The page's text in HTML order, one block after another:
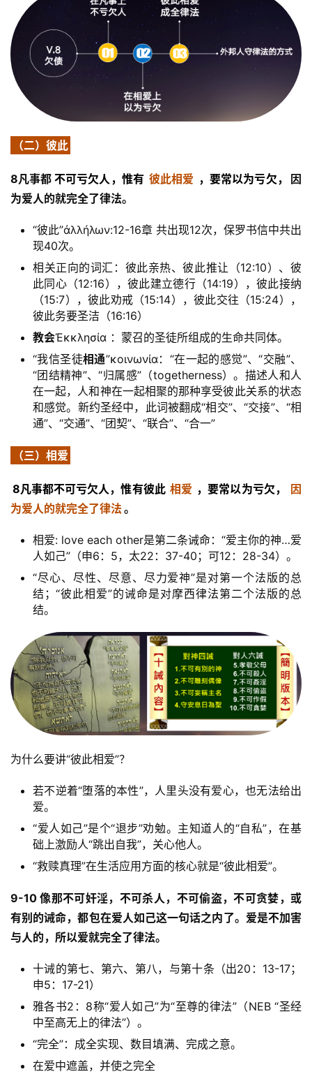
页
主
崇
拜
题
座
（二）彼此
8凡事都 不可亏欠人，惟有 彼此相爱 ，要常以为亏欠，
因
为爱人的就完全了律法。
“彼此”ἀλλήλων:12-16章 共出现12次，保罗书信中共出
现40次。
相关正向的词汇：彼此亲热、彼此推让（12:10）、彼
此同心（12:16），彼此建立德行（14:19），彼此接纳
（15:7），彼此劝戒（15:14），彼此交往（15:24），
彼此务要圣洁（16:16）
教会Ἐκκλησία ：蒙召的圣徒所组成的生命共同体。
“我信圣徒相通”κοινωνία：“在一起的感觉”、“交融”、
“团结精神”、“归属感”（togetherness）。描述人和人
在一起，人和神在一起相聚的那种享受彼此关系的状态
和感觉。新约圣经中，此词被翻成“相交”、“交接”、“相
通”、“交通”、“团契”、“联合”、“合一”
（三）相爱
8凡事都不可亏欠人，惟有彼此 相爱 ，要常以为亏欠，
因
为爱人的就完全了律法 。
相爱: love each other是第二条诫命：“爱主你的神…爱
人如己”（申6：5，太22：37-40；可12：28-34）。
“尽心、尽性、尽意、尽力爱神”是对第一个法版的总
结；“彼此相爱”的诫命是对摩西律法第二个法版的总
结。
为什么要讲“彼此相爱”？
若不逆着“堕落的本性”，人里头没有爱心，也无法给出
爱。
“爱人如己”是个“退步”劝勉。主知道人的“自私”，在基
础上激励人“跳出自我”，关心他人。
“救赎真理”在生活应用方面的核心就是“彼此相爱”。
9-10 像那不可奸淫，不可杀人，不可偷盗，不可贪婪，或
有别的诫命，都包在爱人如己这一句话之内了。爱是不加害
与人的，所以爱就完全了律法。
十诫的第七、第六、第八，与第十条（出20：13-17；
申5：17-21）
雅各书2：8称“爱人如己”为“至尊的律法”（NEB “圣经
中至高无上的律法”）。
“完全”：成全实现、数目填满、完成之意。
在爱中遮盖，并使之完全